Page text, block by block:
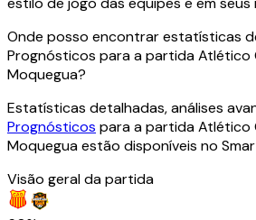
Onde posso encontrar estatísticas
Prognósticos para a partida Atlético
Moquegua?
Estatísticas detalhadas, análises
Prognósticos para a partida Atlético
Moquegua estão disponíveis no
Visão geral da partida